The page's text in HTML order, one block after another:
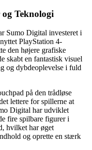
Teknologi
Sumo Digital investeret i
PlayStation 4-
den højere grafiske
skabt en fantastisk visuel
og dybdeoplevelse i fuld
på den trådløse
lettere for spillerne at
Digital har udviklet
fire spilbare figurer i
hvilket har øget
og oprette en stærk